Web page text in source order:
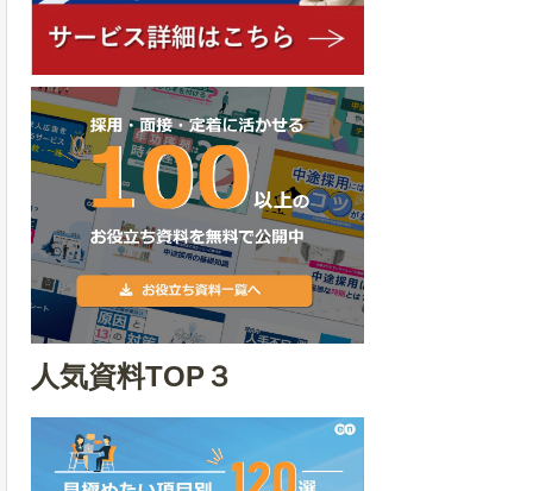
人気資料TOP３